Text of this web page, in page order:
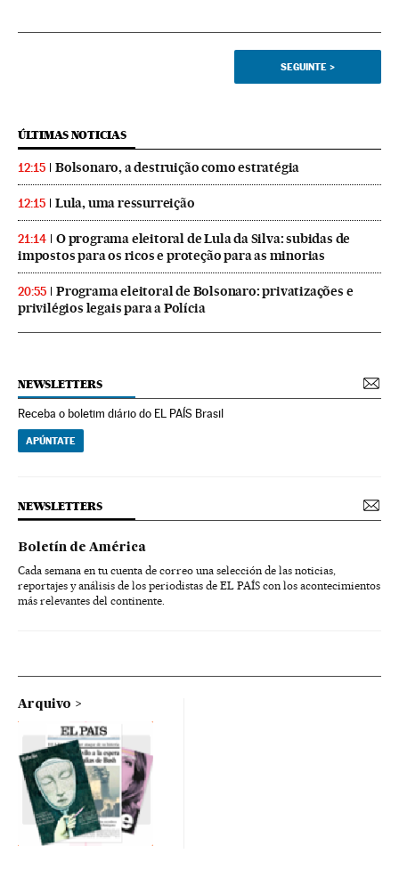
SEGUINTE >
ÚLTIMAS NOTICIAS
12:15 Bolsonaro, a destruição como estratégia
12:15 Lula, uma ressurreição
21:14
O programa eleitoral de Lula da Silva: subidas de
impostos para os ricos e proteção para as minorias
20:55
Programa eleitoral de Bolsonaro: privatizações e
privilégios legais para a Polícia
NEWSLETTERS
Receba o boletim diário do EL PAÍS Brasil
APÚNTATE
NEWSLETTERS
Boletín de América
Cada semana en tu cuenta de correo una selección de las noticias,
reportajes y análisis de los periodistas de EL PAÍS con los acontecimientos
más relevantes del continente.
Arquivo